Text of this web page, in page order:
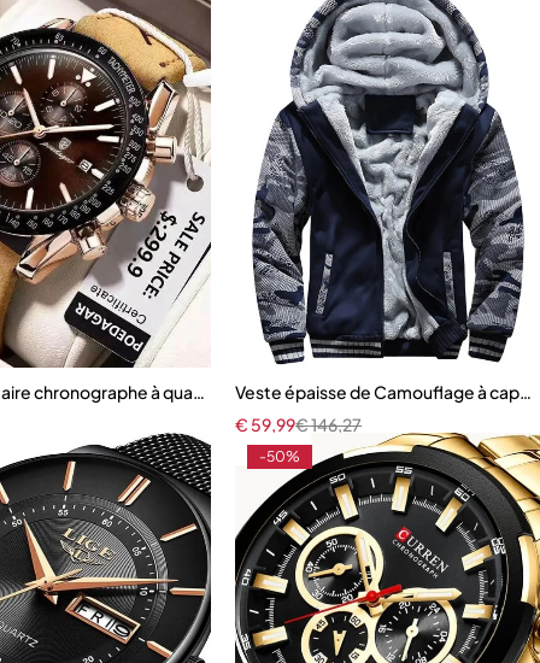
chronographe à quartz étanche pour homme
Veste épaisse de Camouflage à
€146,27
€ 59,99
-50%